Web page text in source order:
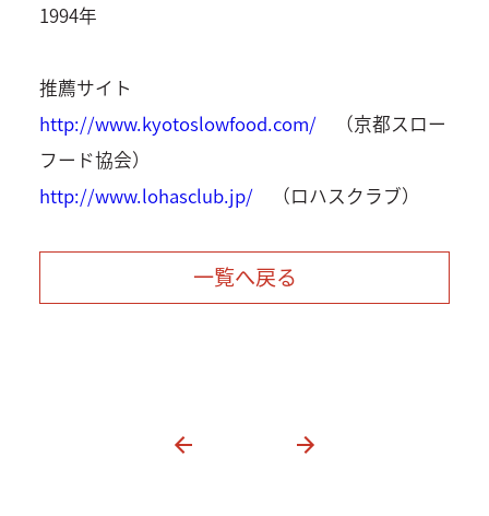
1994年
推薦サイト
http://www.kyotoslowfood.com/（京都スロー
フード協会）
http://www.lohasclub.jp/（ロハスクラブ）
一覧へ戻る